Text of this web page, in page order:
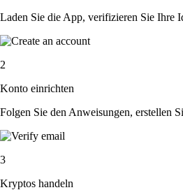
Laden Sie die App, verifizieren Sie Ihre
2
Konto einrichten
Folgen Sie den Anweisungen, erstellen
3
Kryptos handeln